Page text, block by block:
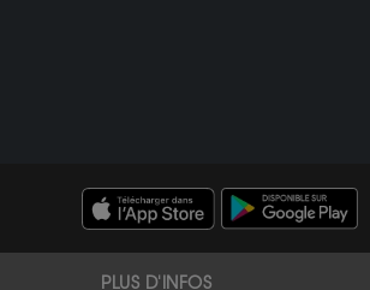
PLUS D'INFOS